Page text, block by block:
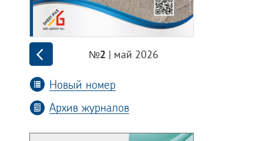
№2 | май 2026
Новый номер
Архив журналов